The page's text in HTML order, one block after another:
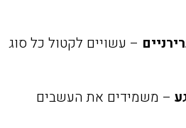
– עשויים לקטול כל סוג
– משמידים את העשבים